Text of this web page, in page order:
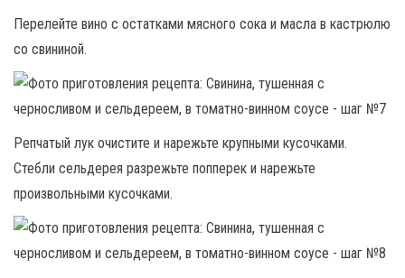
Перелейте вино с остатками мясного сока и масла в кастрюлю
со свининой.
Репчатый лук очистите и нарежьте крупными кусочками.
Стебли сельдерея разрежьте попперек и нарежьте
произвольными кусочками.